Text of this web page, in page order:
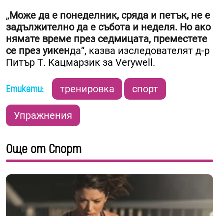
„Може да е понеделник, сряда и петък, не е
задължително да е събота и неделя. Но ако
нямате време през седмицата, преместете
се през уикенда“, казва изследователят д-р
Питър Т. Кацмарзик за Verywell.
Етикети: тренировка спорт
Упражнения
Още от Спорт